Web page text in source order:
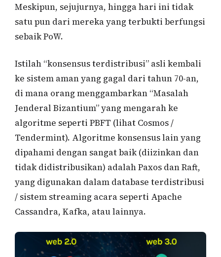
Meskipun, sejujurnya, hingga hari ini tidak
satu pun dari mereka yang terbukti berfungsi
sebaik PoW.
Istilah “konsensus terdistribusi” asli kembali
ke sistem aman yang gagal dari tahun 70-an,
di mana orang menggambarkan “Masalah
Jenderal Bizantium” yang mengarah ke
algoritme seperti PBFT (lihat Cosmos /
Tendermint). Algoritme konsensus lain yang
dipahami dengan sangat baik (diizinkan dan
tidak didistribusikan) adalah Paxos dan Raft,
yang digunakan dalam database terdistribusi
/ sistem streaming acara seperti Apache
Cassandra, Kafka, atau lainnya.